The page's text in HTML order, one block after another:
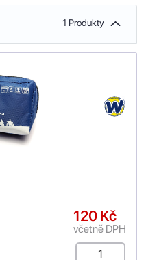
1 Produkty
120 Kč
včetně DPH